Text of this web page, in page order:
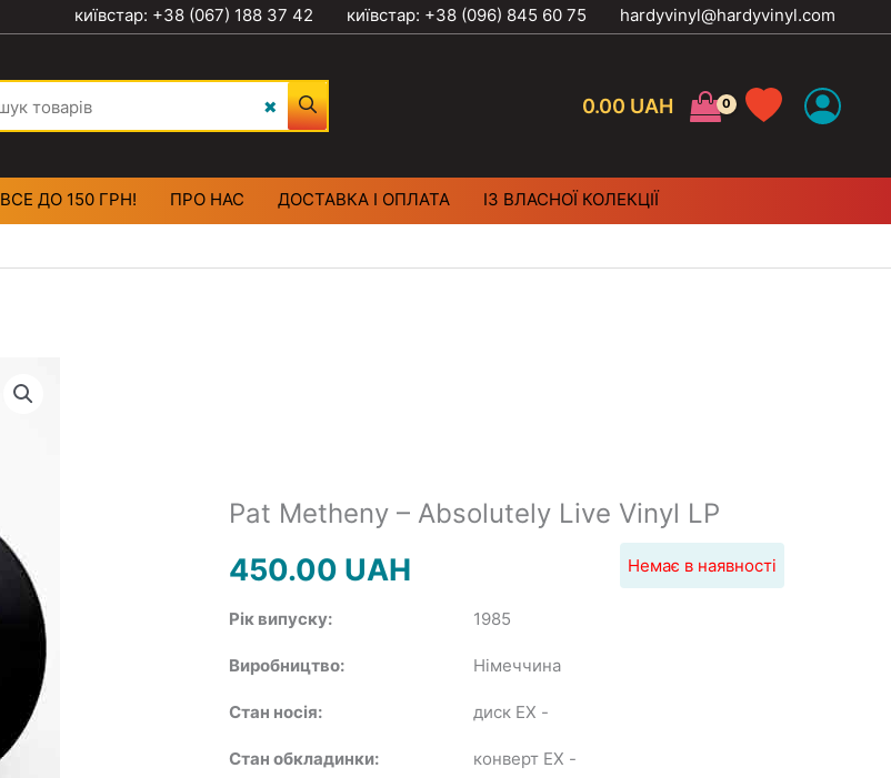
київстар: +38 (067) 188 37 42 київстар: +38 (096) 845 60 75 hardyvinyl@hardyvinyl.com
0.00 UAH
ВСЕ ДО 150 ГРН! ПРО НАС ДОСТАВКА І ОПЛАТА ІЗ ВЛАСНОЇ КОЛЕКЦІЇ
Pat Metheny – Absolutely Live Vinyl LP
450.00 UAH Немає в наявності
Рік випуску: 1985
Виробництво: Німеччина
Стан носія: диск EX -
Стан обкладинки: конверт EX -